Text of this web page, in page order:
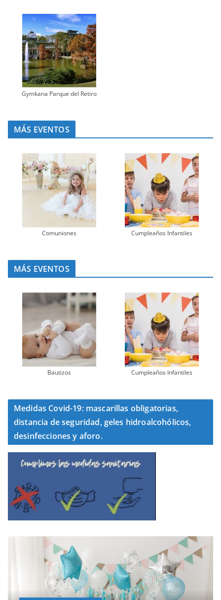
Gymkana Parque del Retiro
MÁS EVENTOS
Comuniones Cumpleaños Infantiles
MÁS EVENTOS
Bautizos Cumpleaños Infantiles
Medidas Covid-19: mascarillas obligatorias,
distancia de seguridad, geles hidroalcohólicos,
desinfecciones y aforo.